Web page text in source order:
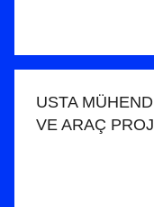
USTA
VE ARAÇ